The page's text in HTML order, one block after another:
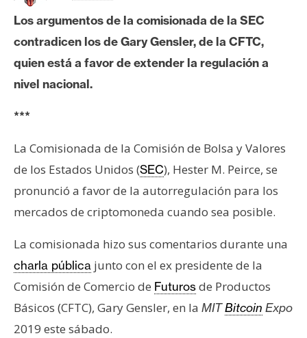
o
s
B
c
o
i
n
E
h
e
r
e
Los argumentos de la comisionada de la SEC
contradicen los de Gary Gensler, de la CFTC,
quien está a favor de extender la regulación a
nivel nacional.
***
La Comisionada de la Comisión de Bolsa y Valores
de los Estados Unidos (SEC), Hester M. Peirce, se
pronunció a favor de la autorregulación para los
mercados de criptomoneda cuando sea posible.
La comisionada hizo sus comentarios durante una
charla pública junto con el ex presidente de la
Comisión de Comercio de Futurosde Productos
Básicos (CFTC), Gary Gensler, en la MITBitcoin Expo
2019 este sábado.